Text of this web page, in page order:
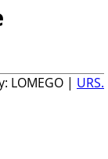
LOMEGO | URS.